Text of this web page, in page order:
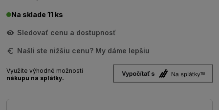
Na sklade 11 ks
Sledovať cenu a dostupnosť
Našli ste nižšiu cenu? My dáme lepšiu
Využite výhodné možnosti
nákupu na splátky.